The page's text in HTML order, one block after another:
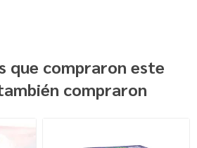
que compraron este
compraron